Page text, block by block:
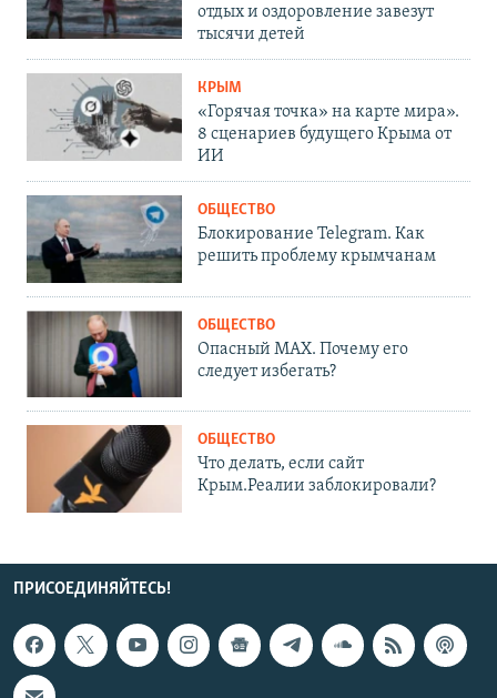
отдых и оздоровление завезут
тысячи детей
КРЫМ
«Горячая точка» на карте мира».
8 сценариев будущего Крыма от
ИИ
ОБЩЕСТВО
Блокирование Telegram. Как
решить проблему крымчанам
ОБЩЕСТВО
Опасный MAX. Почему его
следует избегать?
ОБЩЕСТВО
Что делать, если сайт
Крым.Реалии заблокировали?
ПРИСОЕДИНЯЙТЕСЬ!